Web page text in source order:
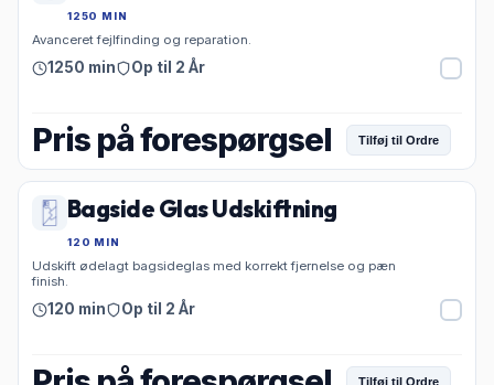
1250 MIN
Avanceret fejlfinding og reparation.
1250 min Op til 2 År
Pris på forespørgsel Tilføj til Ordre
Bagside Glas Udskiftning
120 MIN
Udskift ødelagt bagsideglas med korrekt fjernelse og pæn
finish.
120 min Op til 2 År
Tilføj til Ordre